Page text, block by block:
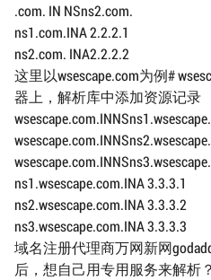
.com. IN NSns2.com.
ns1.com.INA 2.2.2.1
ns2.com. INA2.2.2.2
这里以wsescape.com为例#
器上，解析库中添加资源记录
ns1.wsescape.com.INA 3.3.3.1
ns2.wsescape.com.INA 3.3.3.2
ns3.wsescape.com.INA 3.3.3.3
域名注册代理商万网新网
后，想自己用专用服务来解析